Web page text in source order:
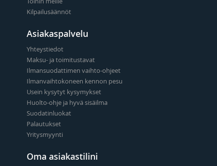
Kilpailusäännöt
Asiakaspalvelu
Yhteystiedot
Maksu- ja toimitustavat
Ilmansuodattimen vaihto-ohjeet
Ilmanvaihtokoneen kennon pesu
Usein kysytyt kysymykset
Huolto-ohje ja hyvä sisäilma
Suodatinluokat
Palautukset
Yritysmyynti
Oma asiakastilini